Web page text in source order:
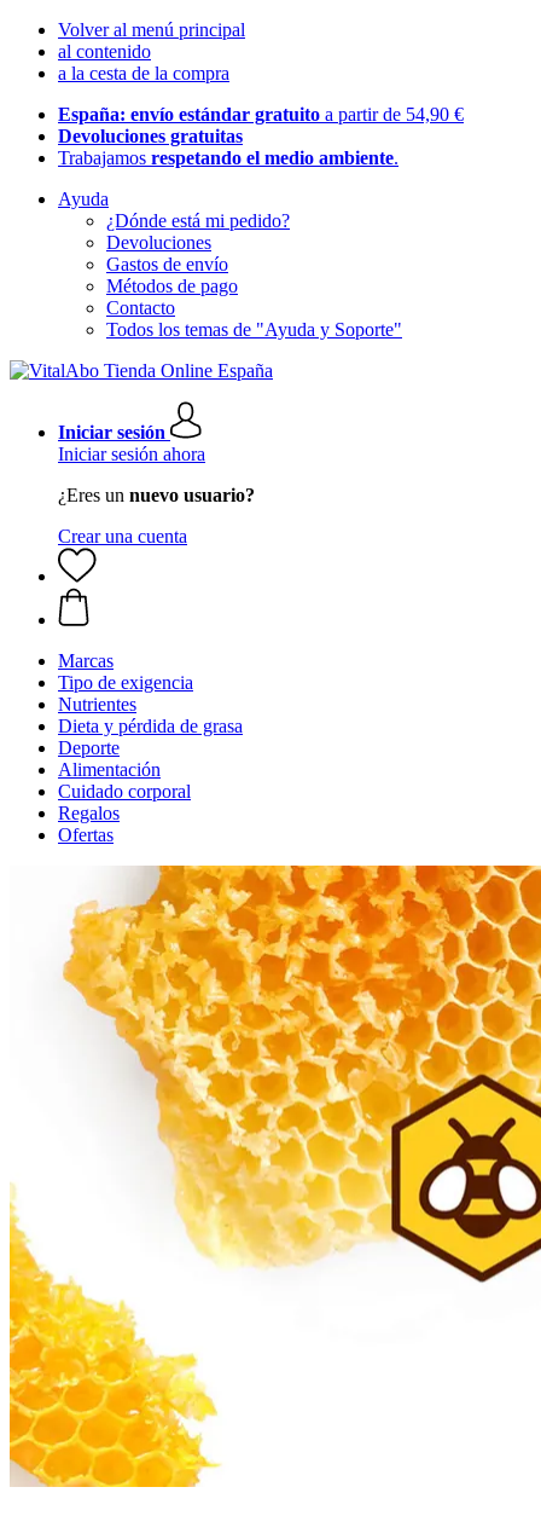
Volver al menú principal
al contenido
a la cesta de la compra
España: envío estándar gratuito a partir de 54,90 €
Devoluciones gratuitas
Trabajamos respetando el medio ambiente.
Ayuda
¿Dónde está mi pedido?
Devoluciones
Gastos de envío
Métodos de pago
Contacto
Todos los temas de "Ayuda y Soporte"
Iniciar sesión
Iniciar sesión ahora
¿Eres un nuevo usuario?
Crear una cuenta
Marcas
Tipo de exigencia
Nutrientes
Dieta y pérdida de grasa
Deporte
Alimentación
Cuidado corporal
Regalos
Ofertas